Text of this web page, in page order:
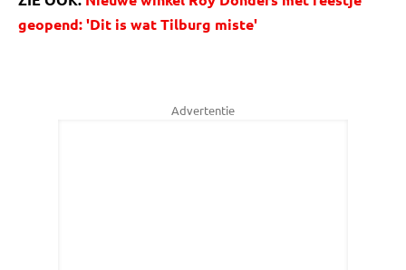
geopend: 'Dit is wat Tilburg miste'
Advertentie